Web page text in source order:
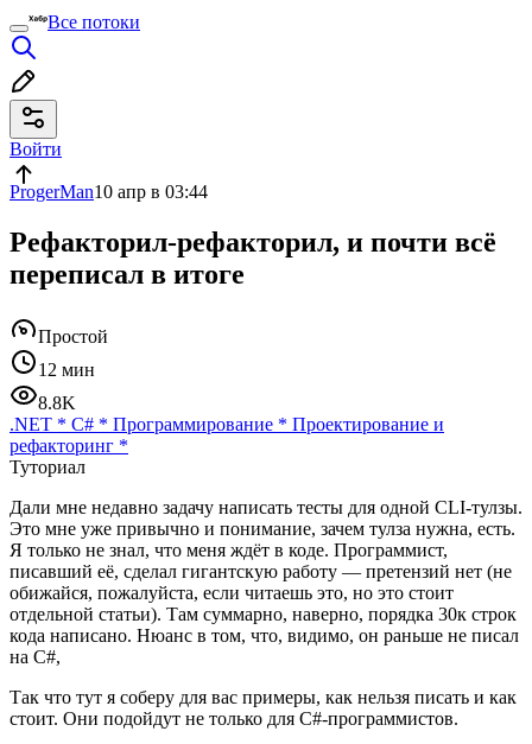
Все потоки
Войти
ProgerMan10 апр в 03:44
Рефакторил-рефакторил, и почти всё
переписал в итоге
Простой
12 мин
8.8K
.NET * C# * Программирование * Проектирование и
рефакторинг *
Туториал
Дали мне недавно задачу написать тесты для одной CLI-тулзы.
Это мне уже привычно и понимание, зачем тулза нужна, есть.
Я только не знал, что меня ждёт в коде. Программист,
писавший её, сделал гигантскую работу — претензий нет (не
обижайся, пожалуйста, если читаешь это, но это стоит
отдельной статьи). Там суммарно, наверно, порядка 30к строк
кода написано. Нюанс в том, что, видимо, он раньше не писал
на C#,
Так что тут я соберу для вас примеры, как нельзя писать и как
стоит. Они подойдут не только для C#-программистов.